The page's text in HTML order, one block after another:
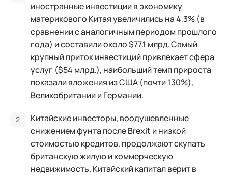
иностранные инвестиции в экономику
материкового Китая увеличились на 4,3% (в
сравнении с аналогичным периодом прошлого
года) и составили около $77.1 млрд. Самый
крупный приток инвестиций привлекает сфера
услуг ($54 млрд.), наибольший темп прироста
показали вложения из США (почти 130%),
Великобритании и Германии.
Китайские инвесторы, воодушевленные
снижением фунта после Brexit и низкой
стоимостью кредитов, продолжают скупать
британскую жилую и коммерческую
недвижимость. Китайский капитал верит в